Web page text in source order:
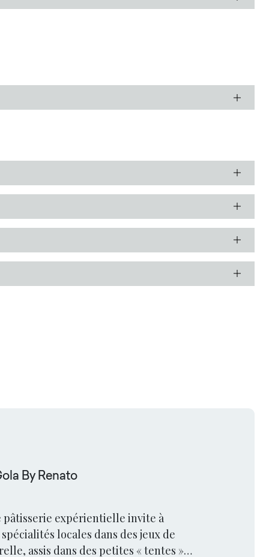
By Renato
pâtisserie expérientielle invite à
locales dans des jeux de
assis dans des petites « tentes »